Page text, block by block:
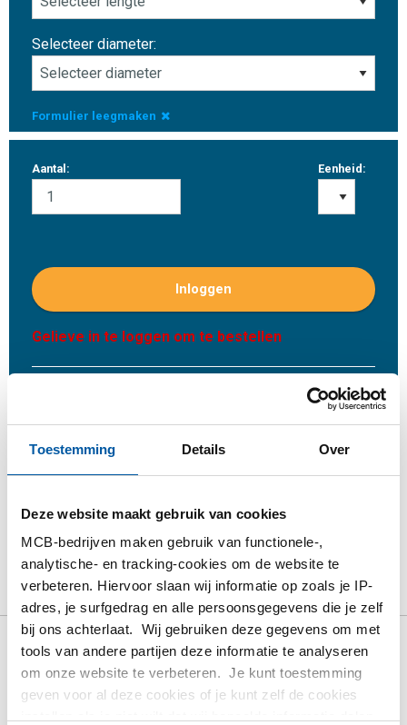
Toestemming Details Over
Deze website maakt gebruik van cookies
MCB-bedrijven maken gebruik van functionele-,
analytische- en tracking-cookies om de website te
verbeteren. Hiervoor slaan wij informatie op zoals je IP-
adres, je surfgedrag en alle persoonsgegevens die je zelf
bij ons achterlaat. Wij gebruiken deze gegevens om met
tools van andere partijen deze informatie te analyseren
om onze website te verbeteren. Je kunt toestemming
geven voor al deze cookies of je kunt zelf de cookies
Selecteer diameter:
Formulier leegmaken
Aantal: Eenheid:
Inloggen
Gelieve in te loggen om te bestellen
Calculeren met actuele MCB-prijzen
Volg uw order via Track&Trace
Product omschrijving Bruto prijslijst
Downloads Specificaties
Bruto prijslijst: Rvs 1.4462
(Duplex) blank passing h9 rond